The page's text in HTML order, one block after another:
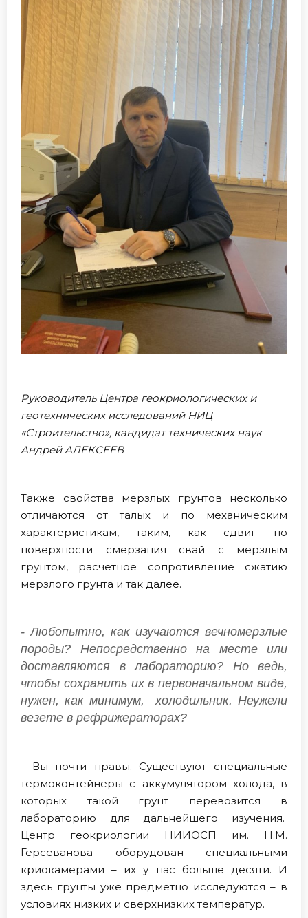
Руководитель Центра геокриологических и
геотехнических исследований НИЦ
«Строительство», кандидат технических наук
Андрей АЛЕКСЕЕВ
Также свойства мерзлых грунтов несколько
отличаются от талых и по механическим
характеристикам, таким, как сдвиг по
поверхности смерзания свай с мерзлым
грунтом, расчетное сопротивление сжатию
мерзлого грунта и так далее.
- Любопытно, как изучаются вечномерзлые
породы? Непосредственно на месте или
доставляются в лабораторию? Но ведь,
чтобы сохранить их в первоначальном виде,
нужен, как минимум, холодильник. Неужели
везете в рефрижераторах?
- Вы почти правы. Существуют специальные
термоконтейнеры с аккумулятором холода, в
которых такой грунт перевозится в
лабораторию для дальнейшего изучения.
Центр геокриологии НИИОСП им. Н.М.
Герсеванова оборудован специальными
криокамерами – их у нас больше десяти. И
здесь грунты уже предметно исследуются – в
условиях низких и сверхнизких температур.